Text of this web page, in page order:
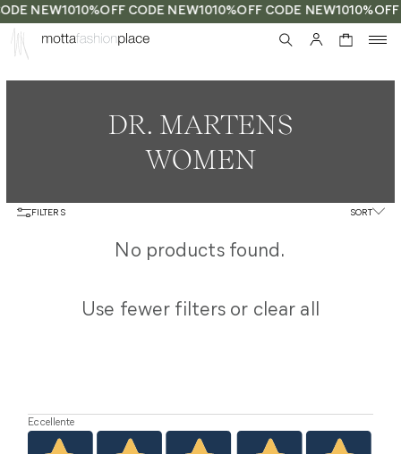
NEW1010%OFF CODE NEW1010%OFF CODE NEW10
DR. MARTENS
WOMEN
FILTERS SORT
No products found.
Use fewer filters or clear all
Eccellente